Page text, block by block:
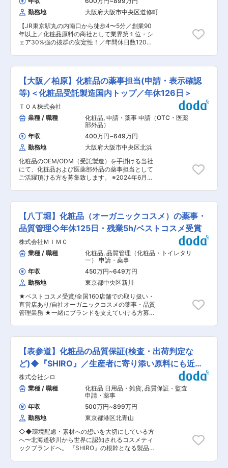
官庁との折衝 ・臨床開発試験の資料作成と管理
・研究部からくる資料管理 ■組織体制： 薬事部
はアットホームな雰囲気で、風通しの良い明るい
環境が特徴です。課内には経験豊富な先輩が多
く、OJTを通じて丁寧に指導します。未経験者で
も安心して業務に取り組める体制が整っていま
す。部門全体で情報を共有しながらチームで仕事
す。 ■同社の特徴： 同社はジェネリック医薬品
のメーカーと原薬の商社に機能がございます。ジ
ェネリック医薬品としては、医薬品の安定供給を
実現するため、国内及び海外の製薬工場と連携し
て、世界に医薬品生産拠点を確保しており、患者
様のQOL向上を目的に、容器・包装材にも工夫を
こらし、幅広い剤形のジェネリック医薬品をお届
けしております。原薬としては、各国の主要原薬
メーカーから様々な原薬を輸入し、国内製薬メー
カー様に提供しています。海外に広がるネットワ
ークは16カ国に及び、取り扱い原薬は200品目以
上。多様なニーズに対応した原薬の開発と安定供
給に貢献いたします。 ■同社からのメッセージ：
いしますが、未経験の方でもじっくり時間をか
け、医薬品・医薬部外品などの開発担当のスペシ
す。医薬品等の承認申請や、資料作成、管理に興
味をお持ちでやる気のある方なら大歓迎です！
勤務地
大阪府大阪市中央区道修町
【JR東京駅丸の内南口から徒歩4〜5分／創業90
年以上／化粧品原料の商社として業界第１位・シ
ェア30%強の抜群の安定性！／年間休日数120日
◎ 取引先5,000社以上・仕入先600社以上 ◎ 創業
90年以上の老舗企業 ◎ 薬剤師資格を活かせる品
質保証・薬事ポジション ◎ 品質保証だけでなく薬
機法対応にも携われる ■業務概要 薬事・品質保
証グループにて、化粧品原料に関する品質保証お
よび薬事業務を担当いただきます。薬剤師の資格
をいかしながら、「法規制×品質×ビジネス」を支
える中核ポジションです。 ■業務詳細 ・海外輸
入原料の規格適合試験・試験成績書の発行 ・薬機
法・毒劇法など関連法規への対応・許認可維持 ・
販売先の管理・安全性情報の収集 ・法令情報の収
集と社内への反映 ※単なる商社ではなく研究開発
機能も有しているため品質・安全性の根拠を持っ
て製品提供に関われる環境です。 ＜業務の魅力＞
◎海外輸入原料の規格確認や試験成績書発行な
ど、業務フローが明確で正確性を重視できる仕事
る商社のため、根拠に基づいた品質・安全性判断
に関われる環境 ◎品質保証・薬事の経験を活か
し、信頼され続ける製品提供に貢献できるやりが
い ■組織構成 薬事品質保証グループ／20代〜40
代（男性1名・女性2名） ■働き方 ・年間休日120
日（土日祝） ・残業：全社平均6.83時間 ・丸の
内駅徒歩４〜5分の好立地 ・家族手当／子ども手
当有 └家庭と両立して、キャリアアップの実現可
能◎ ■当社の強み ・当社は化粧品原料の商社とし
て業界第１位◎ ・シェア30%強のため、化粧品・
健康食品の両事業を任せられると定評をいただい
ております。 ・社内のDX化において開発業務は
もちろん、導入段階の企画・検討にも関わること
離職率が低く少数精鋭の企業様です。(2024年度
実績：男性 6.82%、女性 2.13%) ・経験豊富な先
て成長できる環境です。 変更の範囲：会社の定め
る業務
【大阪／柏原】化粧品の薬事担当(申請・表示確認
等)＜化粧品受託製造国内トップ／年休126日＞
ＴＯＡ株式会社
業種 / 職種
化粧品, 申請・薬事 申請（OTC・医薬
部外品）
年収
400万円~649万円
勤務地
大阪府大阪市中央区北浜
化粧品のOEM/ODM（受託製造）を手掛ける当社
にて、化粧品および医薬部外品の薬事担当として
ご活躍頂ける方を募集致します。 ※2024年6月よ
品について当局への薬事手続、製品表示・広告チ
ェック、 及びこれらに伴う社内相談対応などか
ら、キャリアとご希望を勘案してご担当頂きま
す。 ＜〜具体的には〜＞ ・国内における化粧
品・医薬部外品に関する届出・申請・照会対応や
製品表示のチェック ・研究開発員に対する社内教
育、薬事相談、外国法規制に係わる情報の収集や
取り纏めなど ・同社が会員になっている業界団体
の委員会活動への参画や法改正説明会や各種セミ
ナーにご参加し、社内にフィードバックするとい
った周辺業務 ■配属先組織構成： 薬事室では現
在５名が在籍しております。(30代〜60代) ■研
修制度： 入社後は、OJTや工場研修を行います。
■事業の魅力： ・化粧品OEM/ODMで国内トップ
クラスのシェアを誇るメーカーです。 ・新製品の
コンセプト設計から原材料の調達、完成品の生
アップ・ヘアケア等）や販売チャネル（百貨店・
ドラック・通販等）が多岐にわたっており分散す
ることで非常に安定性が高いです。 変更の範囲：
会社の定める業務
【八丁堀】化粧品（オーガニックコスメ）の薬事・
品質管理◇年休125日・残業5h/ベストコスメ受賞
株式会社ＭＩＭＣ
業種 / 職種
化粧品, 品質管理（化粧品・トイレタリ
ー） 申請・薬事
年収
450万円~649万円
勤務地
東京都中央区新川
★ベストコスメ受賞/全国160店舗での取り扱い・
直営店あり/自社オーガニックコスメの薬事・品質
管理業務 ★一緒にブランドを支えていける方募
の薬事・品質管理業務を中心にお任せいたしま
す。 ■業務詳細： ・各種薬事法チェック ・パッ
ケージ等の文字校正確認/全成分表の作成 ・申請
書類等の作成・管理・届出 使用ソフト：医薬品
医療機器法対応電子申請ソフト 【その他業務】
・安全情報収集 ・クレーム調査/対応 ・標準書作
成/管理 ・OEMメーカー、取引先とのやり取り ・
バルク性状検査 など ※当社はファブレスメーカ
ーのため工場立ち合いなどはあまり行いません。
■役職： チーフ〜サブマネージャー想定 ■配属組
織について： 配属予定の商品部の品質管理チーム
は、スタッフ1名で構成されています。 ※社長直
下のチームとなります。 ■働き方 ・完全週休二
日制、年休125日、残業時間0~5h程度、有給休暇
も取得しやすくプライベートも大事にできる環境
です。（7:30〜10:30の間での時差出勤制度もあ
【表参道】化粧品の品質保証(検査・出荷判定な
ど)◆『SHIRO』／生産者に寄り添い原料にも近い
立場
株式会社シロ
業種 / 職種
化粧品 日用品・雑貨, 品質保証・監査
申請・薬事
年収
500万円~899万円
勤務地
東京都港区北青山
◇◆環境配慮・素材への想いを大切にしている方
へ〜北海道砂川から世界に認知されるコスメティ
ックブランドへ。 『SHIRO』の根幹となる製品企